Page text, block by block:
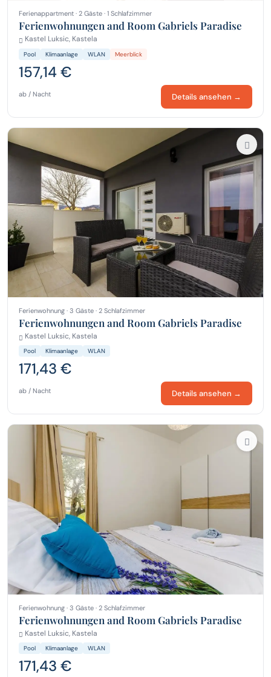
Ferienappartment · 2 Gäste · 1 Schlafzimmer
Ferienwohnungen and Room Gabriels Paradise
Kastel Luksic, Kastela
Pool Klimaanlage WLAN Meerblick
157,14 €
ab / Nacht Details ansehen →
Ferienwohnung · 3 Gäste · 2 Schlafzimmer
Ferienwohnungen and Room Gabriels Paradise
Kastel Luksic, Kastela
Pool Klimaanlage WLAN
171,43 €
ab / Nacht Details ansehen →
Ferienwohnung · 3 Gäste · 2 Schlafzimmer
Ferienwohnungen and Room Gabriels Paradise
Kastel Luksic, Kastela
Pool Klimaanlage WLAN
171,43 €